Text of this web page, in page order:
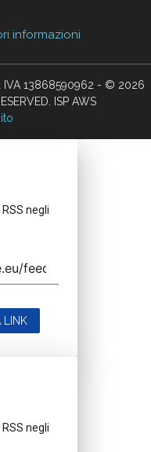
informazioni
IVA 13868590962 - © 2026
ISP AWS
negli
LINK
negli